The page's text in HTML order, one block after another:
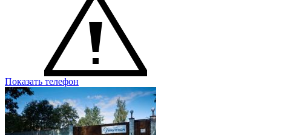
Показать телефон